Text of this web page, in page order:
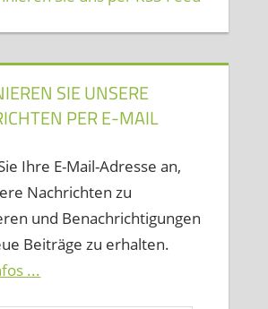
SIE UNSERE
PER E-MAIL
Ihre E-Mail-Adresse an,
Nachrichten zu
und Benachrichtigungen
Beiträge zu erhalten.
...